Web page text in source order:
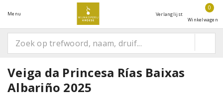
Menu Verlanglijst
0
Winkelwagen
Veiga da Princesa Rías Baixas
Albariño 2025